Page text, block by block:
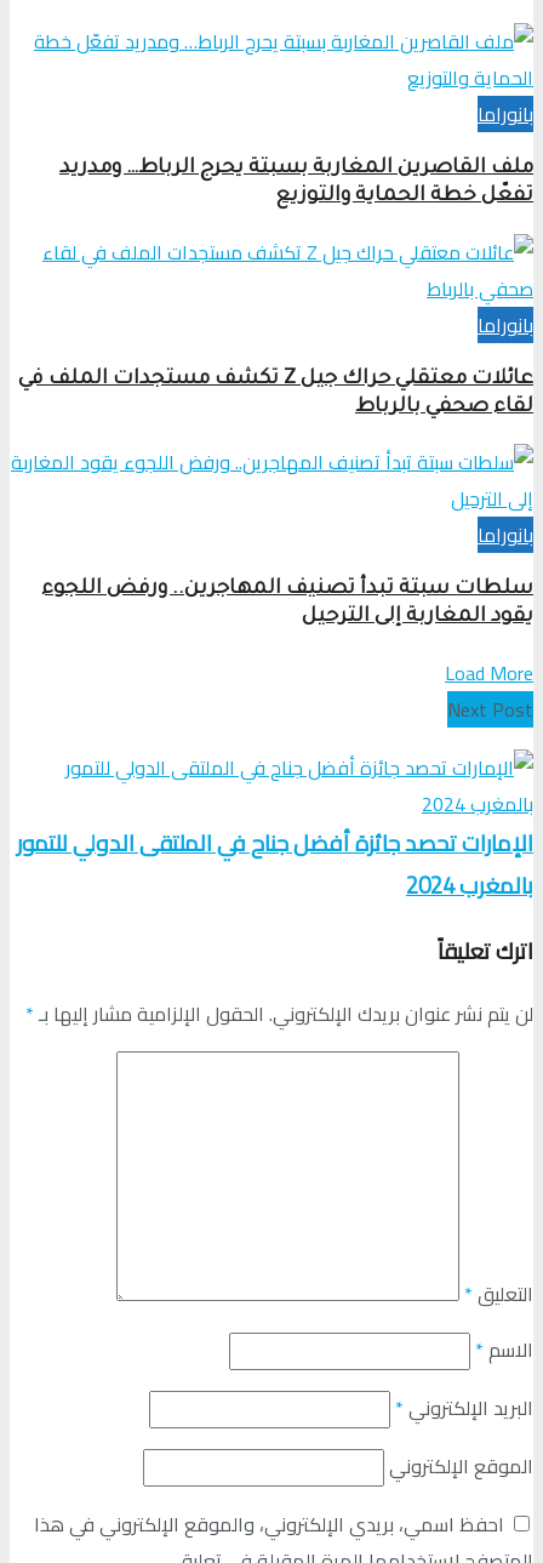
بانوراما
ملف القاصرين المغاربة بسبتة يحرج الرباط… ومدريد
تفعّل خطة الحماية والتوزيع
بانوراما
عائلات معتقلي حراك جيل Z تكشف مستجدات الملف في
لقاء صحفي بالرباط
بانوراما
سلطات سبتة تبدأ تصنيف المهاجرين.. ورفض اللجوء
يقود المغاربة إلى الترحيل
Load More
Next Post
الإمارات تحصد جائزة أفضل جناح في الملتقى الدولي للتمور
بالمغرب 2024
اترك تعليقاً
لن يتم نشر عنوان بريدك الإلكتروني. الحقول الإلزامية مشار إليها بـ*
التعليق*
الاسم*
البريد الإلكتروني*
الموقع الإلكتروني
احفظ اسمي، بريدي الإلكتروني، والموقع الإلكتروني في هذا